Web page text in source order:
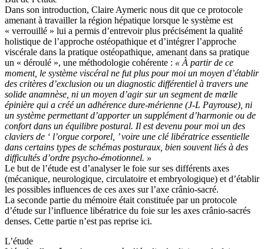
Dans son introduction, Claire Aymeric nous dit que ce protocole
amenant à travailler la région hépatique lorsque le système est
« verrouillé » lui a permis d’entrevoir plus précisément la qualité
holistique de l’approche ostéopathique et d’intégrer l’approche
viscérale dans la pratique ostéopathique, amenant dans sa pratique
un « déroulé », une méthodologie cohérente : « À partir de ce
moment, le système viscéral ne fut plus pour moi un moyen d’établir
des critères d’exclusion ou un diagnostic différentiel à travers une
solide anamnèse, ni un moyen d’agir sur un segment de mœlle
épinière qui a créé un adhérence dure-mérienne (J-L Payrouse), ni
un système permettant d’apporter un supplément d’harmonie ou de
confort dans un équilibre postural. Il est devenu pour moi un des
claviers de ‘ l’orgue corporel, ’ voire une clé libératrice essentielle
dans certains types de schémas posturaux, bien souvent liés à des
difficultés d’ordre psycho-émotionnel. »
Le but de l’étude est d’analyser le foie sur ses différents axes
(mécanique, neurologique, circulatoire et embryologique) et d’établir
les possibles influences de ces axes sur l’axe crânio-sacré.
La seconde partie du mémoire était constituée par un protocole
d’étude sur l’influence libératrice du foie sur les axes crânio-sacrés
denses. Cette partie n’est pas reprise ici.
L’étude